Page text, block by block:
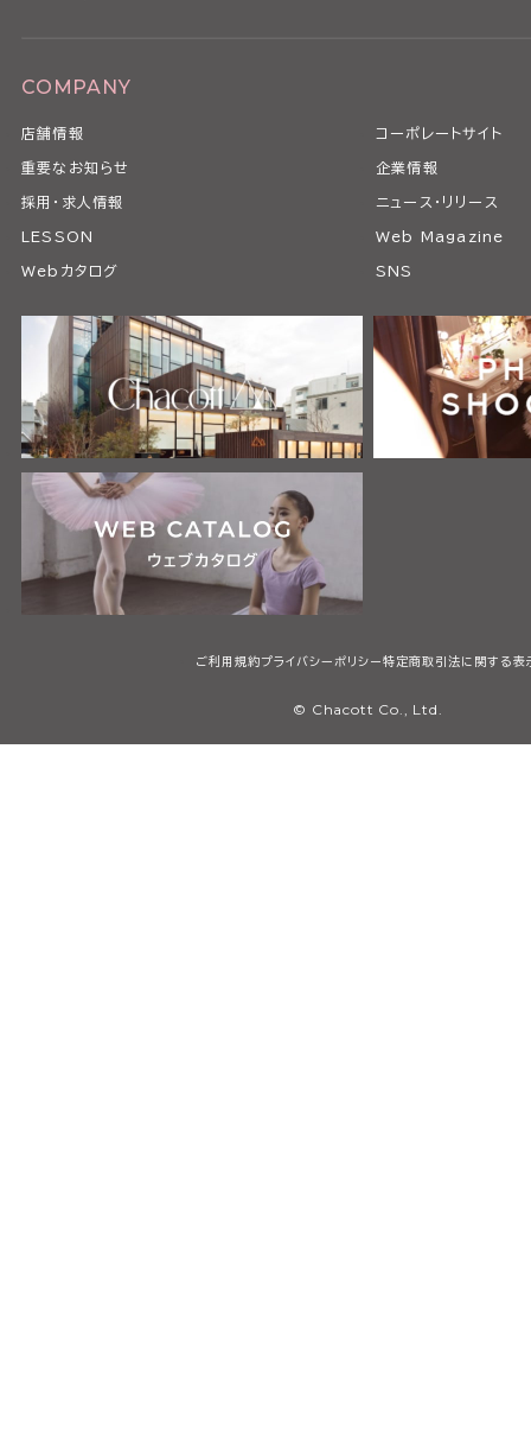
COMPANY
店舗情報 コーポレートサイト
重要なお知らせ 企業情報
採用・求人情報 ニュース・リリース
LESSON Web Magazine
Webカタログ SNS
ご利用規約プライバシーポリシー特定商取引法に関する表
© Chacott Co., Ltd.